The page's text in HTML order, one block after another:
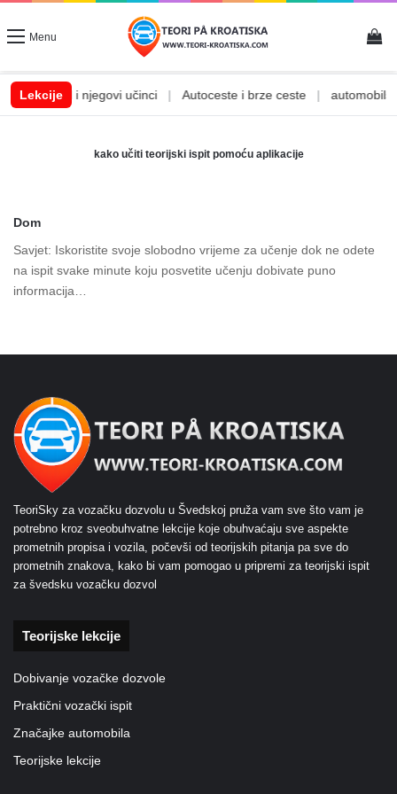
Menu
Lekcije
Alkohol i njegovi učinci Autoceste i brze ceste
kako učiti teorijski ispit pomoću aplikacije
Dom
Savjet: Iskoristite svoje slobodno vrijeme za učenje dok ne odete
na ispit svake minute koju posvetite učenju dobivate puno
informacija…
TeoriSky za vozačku dozvolu u Švedskoj pruža vam sve što vam je
potrebno kroz sveobuhvatne lekcije koje obuhvaćaju sve aspekte
prometnih propisa i vozila, počevši od teorijskih pitanja pa sve do
prometnih znakova, kako bi vam pomogao u pripremi za teorijski ispit
za švedsku vozačku dozvol
Teorijske lekcije
Dobivanje vozačke dozvole
Praktični vozački ispit
Značajke automobila
Teorijske lekcije